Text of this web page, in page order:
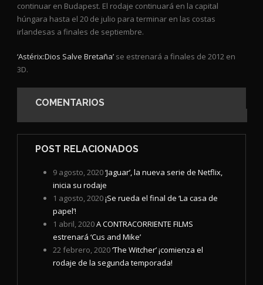
continuar en Budapest. El rodaje continuará en la capital
húngara hasta el 20 de julio para terminar en las costas
irlandesas a finales de septiembre.
‘Astérix:Dios Salve Bretaña’ se estrenará a finales de 2012 en
3D.
COMENTARIOS
POST RELACIONADOS
9 agosto, 2020‘Jaguar’, la nueva serie de Netflix,
inicia su rodaje
1 agosto, 2020¡Se rueda el final de ‘La casa de
papel’!
1 abril, 2020A CONTRACORRIENTE FILMS
estrenará ‘Cus and Mike’
22 febrero, 2020‘The Witcher’ ¡comienza el
rodaje de la segunda temporada!